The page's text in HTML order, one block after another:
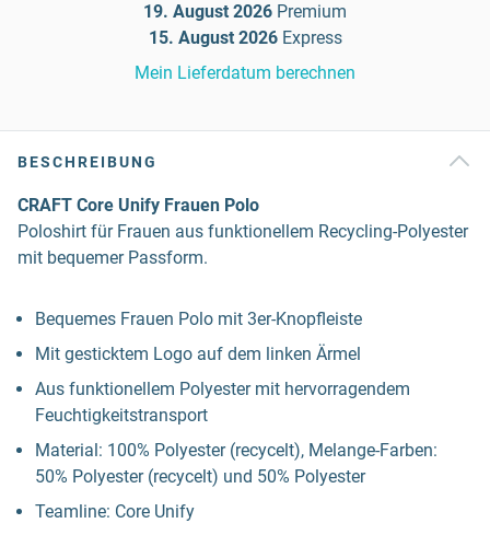
19. August 2026 Premium
15. August 2026 Express
Mein Lieferdatum berechnen
BESCHREIBUNG
CRAFT Core Unify Frauen Polo
Poloshirt für Frauen aus funktionellem Recycling-Polyester
mit bequemer Passform.
Bequemes Frauen Polo mit 3er-Knopfleiste
Mit gesticktem Logo auf dem linken Ärmel
Aus funktionellem Polyester mit hervorragendem
Feuchtigkeitstransport
Material: 100% Polyester (recycelt), Melange-Farben:
50% Polyester (recycelt) und 50% Polyester
Teamline: Core Unify